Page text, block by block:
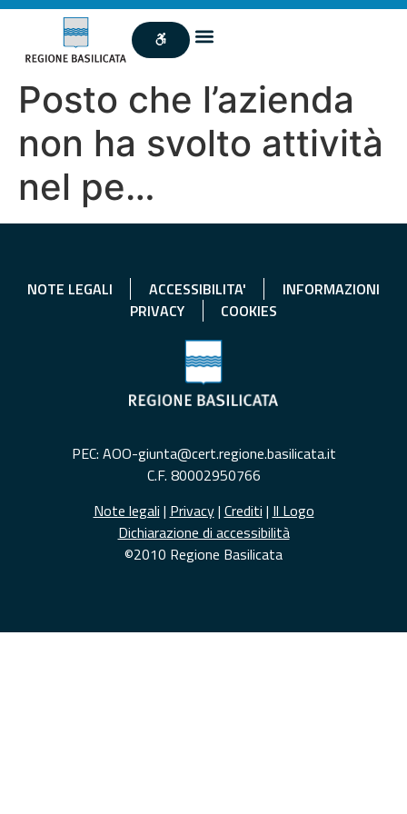
Posto che l’azienda
non ha svolto attività
nel pe…
NOTE LEGALI ACCESSIBILITA'
INFORMAZIONI
PRIVACY
COOKIES
PEC: AOO-giunta@cert.regione.basilicata.it
C.F. 80002950766
Note legali | Privacy| Crediti | Il Logo
Dichiarazione di accessibilità
©2010 Regione Basilicata